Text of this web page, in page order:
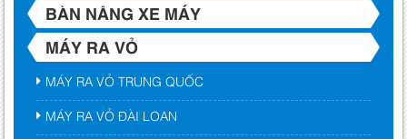
BÀN NÂNG XE MÁY
MÁY RA VỎ
MÁY RA VỎ TRUNG QUỐC
MÁY RA VỎ ĐÀI LOAN